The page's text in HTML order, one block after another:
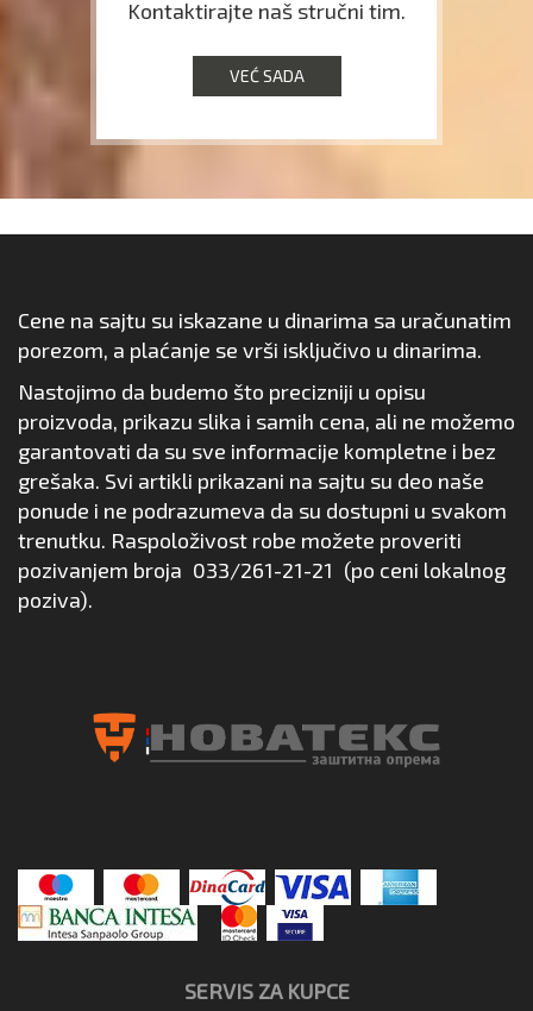
Kontaktirajte naš stručni tim.
VEĆ SADA
Cene na sajtu su iskazane u dinarima sa uračunatim
porezom, a plaćanje se vrši isključivo u dinarima.
Nastojimo da budemo što precizniji u opisu
proizvoda, prikazu slika i samih cena, ali ne možemo
garantovati da su sve informacije kompletne i bez
grešaka. Svi artikli prikazani na sajtu su deo naše
ponude i ne podrazumeva da su dostupni u svakom
trenutku. Raspoloživost robe možete proveriti
pozivanjem broja 033/261-21-21 (po ceni lokalnog
poziva).
SERVIS ZA KUPCE